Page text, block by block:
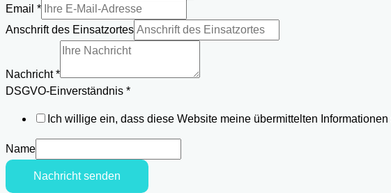
Name
Telefon
Email *
Anschrift des Einsatzortes
Nachricht*
DSGVO-Einverständnis *
Ich willige ein, dass diese Website meine übermittelten
Name
Nachricht senden